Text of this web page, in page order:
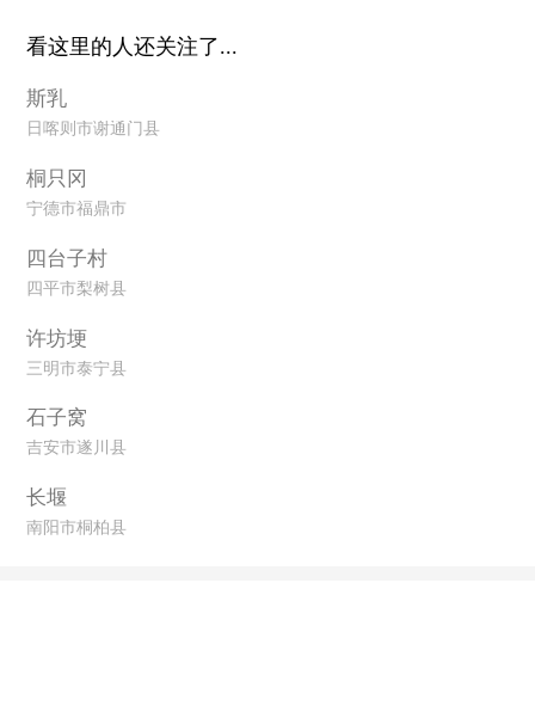
看这里的人还关注了...
斯乳
日喀则市谢通门县
桐只冈
宁德市福鼎市
四台子村
四平市梨树县
许坊埂
三明市泰宁县
石子窝
吉安市遂川县
长堰
南阳市桐柏县